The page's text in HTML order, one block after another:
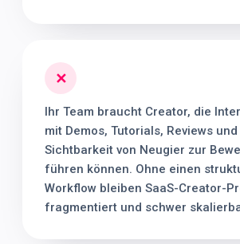
✕
Ihr Team braucht Creator, die
mit Demos, Tutorials, Reviews
Sichtbarkeit von Neugier zur
führen können. Ohne einen
Workflow bleiben SaaS-Creator-
fragmentiert und schwer